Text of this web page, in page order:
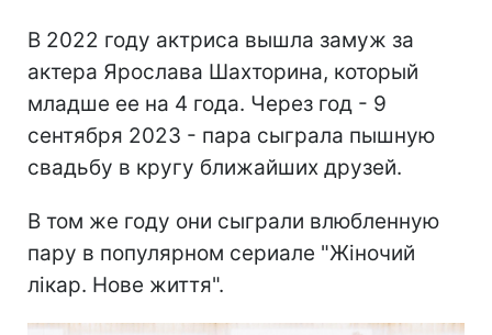
В 2022 году актриса вышла замуж за
актера Ярослава Шахторина, который
младше ее на 4 года. Через год - 9
сентября 2023 - пара сыграла пышную
свадьбу в кругу ближайших друзей.
В том же году они сыграли влюбленную
пару в популярном сериале "Жіночий
лікар. Нове життя".